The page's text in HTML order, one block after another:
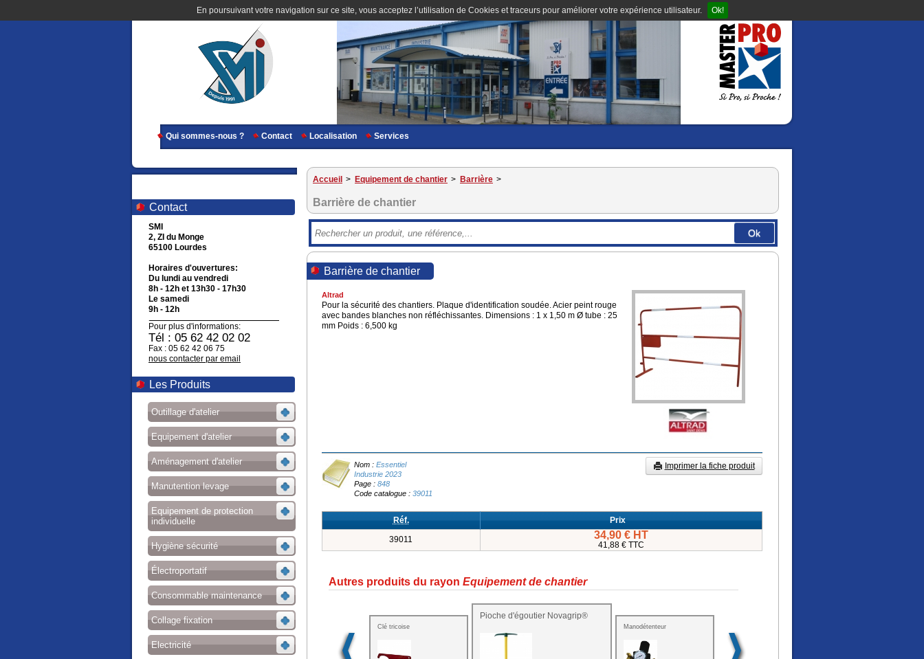
En poursuivant votre navigation sur ce site, vous acceptez l’utilisation de Cookies et traceurs pour améliorer votre expérience utilisateur. Ok!
Qui sommes-nous ? Contact Localisation Services
Contact
SMI
2, ZI du Monge
65100 Lourdes
Horaires d'ouvertures:
Du lundi au vendredi
8h - 12h et 13h30 - 17h30
Le samedi
9h - 12h
Pour plus d'informations:
Tél : 05 62 42 02 02
Fax : 05 62 42 06 75
nous contacter par email
Les Produits
Outillage d'atelier
Equipement d'atelier
Aménagement d'atelier
Manutention levage
Equipement de protection
individuelle
Hygiène sécurité
Électroportatif
Consommable maintenance
Collage fixation
Electricité
Accueil > Equipement de chantier > Barrière >
Barrière de chantier
Ok
Barrière de chantier
Altrad
Pour la sécurité des chantiers. Plaque d'identification soudée. Acier peint rouge
avec bandes blanches non réfléchissantes. Dimensions : 1 x 1,50 m Ø tube : 25
mm Poids : 6,500 kg
Imprimer la fiche produit
Nom :Essentiel
Industrie 2023
Page :848
Code catalogue :39011
Réf.
Prix
39011
34,90 € HT
41,88 € TTC
Autres produits du rayon Equipement de chantier
Clé tricoise
Pioche d'égoutier Novagrip®
Manodétenteur
Inverter EU 30iS